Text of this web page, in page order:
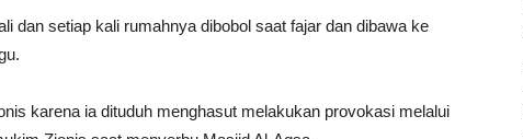
dan setiap kali rumahnya dibobol saat fajar dan dibawa ke
karena ia dituduh menghasut melakukan provokasi melalui